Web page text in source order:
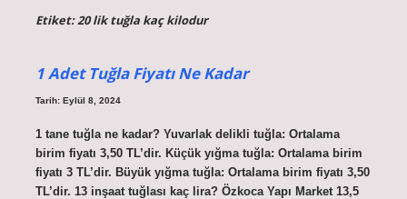
Etiket:20 lik tuğla kaç kilodur
1 Adet Tuğla Fiyatı Ne Kadar
Tarih: Eylül 8, 2024
1 tane tuğla ne kadar? Yuvarlak delikli tuğla: Ortalama
birim fiyatı 3,50 TL’dir. Küçük yığma tuğla: Ortalama birim
fiyatı 3 TL’dir. Büyük yığma tuğla: Ortalama birim fiyatı 3,50
TL’dir. 13 inşaat tuğlası kaç lira? Özkoca Yapı Market 13,5